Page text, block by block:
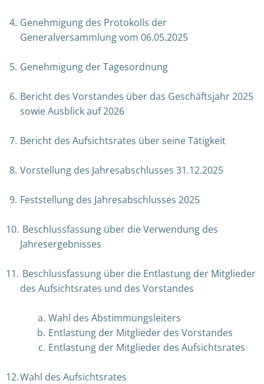
Genehmigung des Protokolls der
Generalversammlung vom 06.05.2025
Genehmigung der Tagesordnung
Bericht des Vorstandes über das Geschäftsjahr 2025
sowie Ausblick auf 2026
Bericht des Aufsichtsrates über seine Tätigkeit
Vorstellung des Jahresabschlusses 31.12.2025
Feststellung des Jahresabschlusses 2025
Beschlussfassung über die Verwendung des
Jahresergebnisses
Beschlussfassung über die Entlastung der Mitglieder
des Aufsichtsrates und des Vorstandes
Wahl des Abstimmungsleiters
Entlastung der Mitglieder des Vorstandes
Entlastung der Mitglieder des Aufsichtsrates
Wahl des Aufsichtsrates